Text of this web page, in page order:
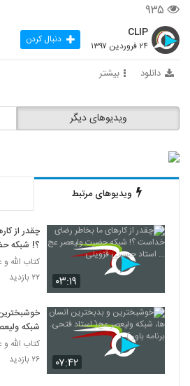
۹۳۵
CLIP
۲۴ فروردین ۱۳۹۷ دنبال کردن
دانلود بیشتر
ویدیوهای دیگر
ویدیوهای مرتبط
۰۳:۱۹
چقدر از
؟! شبکه
حسینی
کتاب الله و
۲۲ بازدید
۰۷:۴۲
شبکه
باور )
کتاب الله و
۲۶ بازدید